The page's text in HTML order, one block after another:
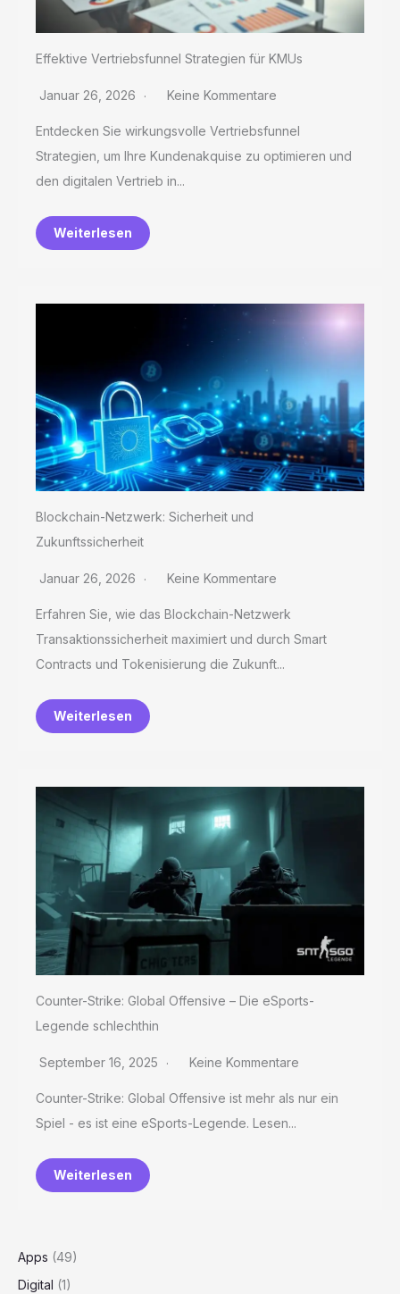
Effektive Vertriebsfunnel Strategien für KMUs
Januar 26, 2026 Keine Kommentare
Entdecken Sie wirkungsvolle Vertriebsfunnel
Strategien, um Ihre Kundenakquise zu optimieren und
den digitalen Vertrieb in...
Weiterlesen
Blockchain-Netzwerk: Sicherheit und
Zukunftssicherheit
Januar 26, 2026 Keine Kommentare
Erfahren Sie, wie das Blockchain-Netzwerk
Transaktionssicherheit maximiert und durch Smart
Contracts und Tokenisierung die Zukunft...
Weiterlesen
Counter-Strike: Global Offensive – Die eSports-
Legende schlechthin
September 16, 2025 Keine Kommentare
Counter-Strike: Global Offensive ist mehr als nur ein
Spiel - es ist eine eSports-Legende. Lesen...
Weiterlesen
Apps (49)
Digital (1)